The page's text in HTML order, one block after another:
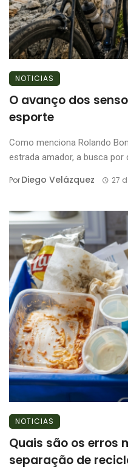
NOTICIAS
O avanço dos
esporte
Como menciona Rolando
estrada amador, a busca por
PorDiego Velázquez 27
NOTICIAS
Quais são os erros
separação de